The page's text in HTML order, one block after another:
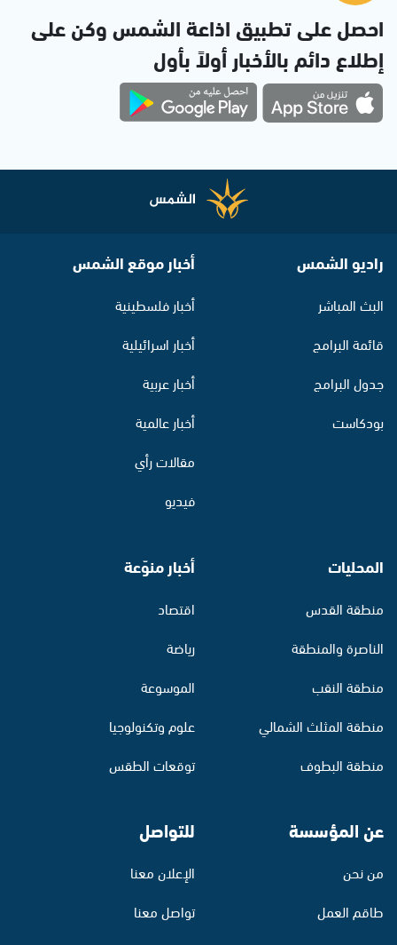
احصل على تطبيق اذاعة الشمس وكن على
إطلاع دائم بالأخبار أولاً بأول
راديو الشمس
البث المباشر
قائمة البرامج
جدول البرامج
بودكاست
أخبار موقع الشمس
أخبار فلسطينية
أخبار اسرائيلية
أخبار عربية
أخبار عالمية
مقالات رأي
فيديو
المحليات
منطقة القدس
الناصرة والمنطقة
منطقة النقب
منطقة المثلث الشمالي
منطقة البطوف
أخبار منوّعة
اقتصاد
رياضة
الموسوعة
علوم وتكنولوجيا
توقعات الطقس
عن المؤسسة
من نحن
طاقم العمل
للتواصل
الإعلان معنا
تواصل معنا